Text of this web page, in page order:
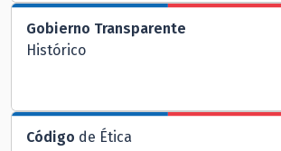
Gobierno Transparente
Histórico
Código de Ética